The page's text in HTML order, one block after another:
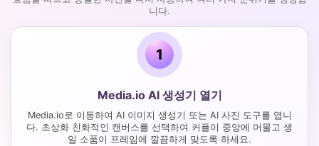
니다.
1
Media.io AI 생성기 열기
Media.io로 이동하여 AI 이미지 생성기 또는 AI 사진 도구를 엽니
다. 초상화 친화적인 캔버스를 선택하여 커플이 중앙에 머물고 생
일 소품이 프레임에 깔끔하게 맞도록 하세요.